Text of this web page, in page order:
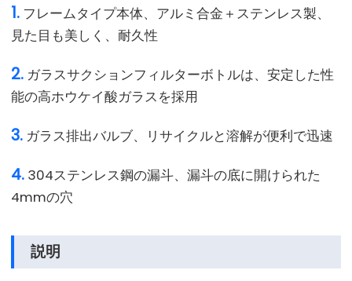
1. フレームタイプ本体、アルミ合金＋ステンレス製、
見た目も美しく、耐久性
2. ガラスサクションフィルターボトルは、安定した性
能の高ホウケイ酸ガラスを採用
3. ガラス排出バルブ、リサイクルと溶解が便利で迅速
4. 304ステンレス鋼の漏斗、漏斗の底に開けられた
4mmの穴
説明